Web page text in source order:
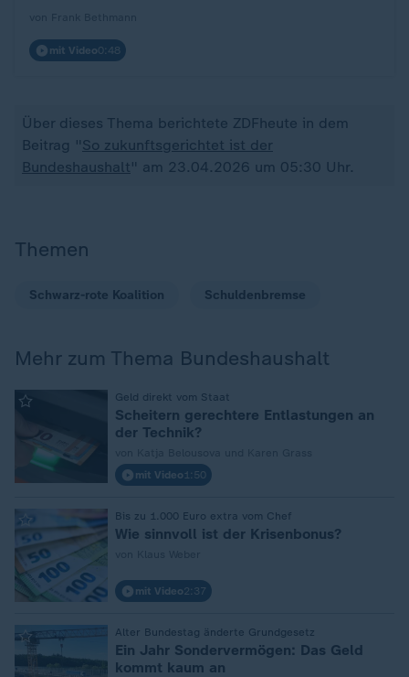
mit Video0:48
Über dieses Thema berichtete ZDFheute in dem
Beitrag "So zukunftsgerichtet ist der
Bundeshaushalt" am 23.04.2026 um 05:30 Uhr.
Themen
Schwarz-rote Koalition Schuldenbremse
Mehr zum Thema Bundeshaushalt
Geld direkt vom Staat
Scheitern gerechtere Entlastungen an
der Technik?
mit Video 1:50
Bis zu 1.000 Euro extra vom Chef
Wie sinnvoll ist der Krisenbonus?
mit Video2:37
Alter Bundestag änderte Grundgesetz
:
Ein Jahr Sondervermögen: Das Geld
kommt kaum an